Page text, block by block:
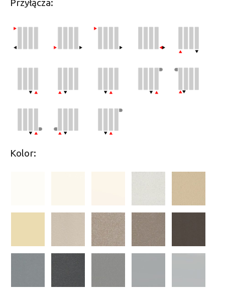
Przyłącza:
Kolor: